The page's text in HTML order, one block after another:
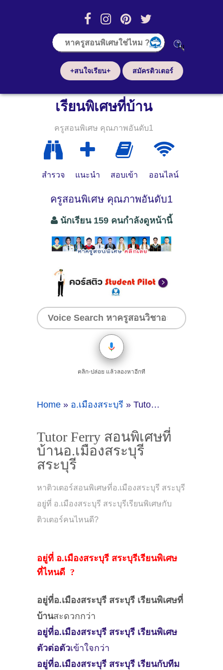
+สนใจเรียน+ สมัครติวเตอร์
เรียนพิเศษที่บ้าน
ครูสอนพิเศษ คุณภาพอันดับ1
สำรวจ แนะนำ สอบเข้า ออนไลน์
ครูสอนพิเศษ คุณภาพอันดับ1
นักเรียน 159 คนกำลังดูหน้านี้
คลิก-ปล่อย แล้วลองหาอีกที
Home » อ.เมืองสระบุรี » Tutor Ferry สอนพิเศษที่บ้านอ.เมืองสระบุรี สระบุรี
Tutor Ferry สอนพิเศษที่
บ้านอ.เมืองสระบุรี
สระบุรี
หาติวเตอร์สอนพิเศษที่อ.เมืองสระบุรี สระบุรี
อยู่ที่ อ.เมืองสระบุรี สระบุรีเรียนพิเศษกับ
ติวเตอร์คนไหนดี?
อยู่ที่ อ.เมืองสระบุรี สระบุรีเรียนพิเศษ
ที่ไหนดี ?
อยู่ที่อ.เมืองสระบุรี สระบุรี เรียนพิเศษที่
บ้านสะดวกกว่า
อยู่ที่อ.เมืองสระบุรี สระบุรี เรียนพิเศษ
ตัวต่อตัวเข้าใจกว่า
อยู่ที่อ.เมืองสระบุรี สระบุรี เรียนกับทีม